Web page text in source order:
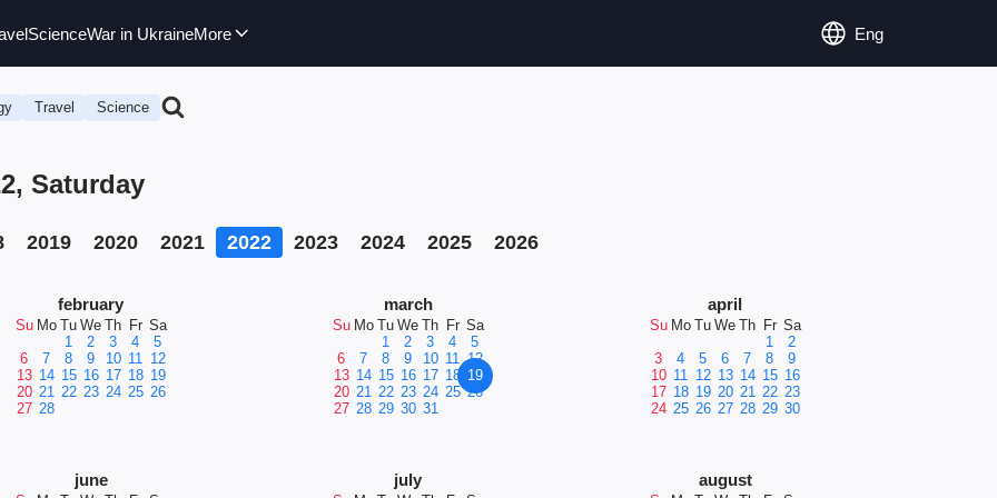
ScienceWar in UkraineMore Eng
Travel Science
Saturday
2019 2020 2021 2022 2023 2024 2025 2026
february
Su Mo Tu We Th Fr Sa
1
2 3 4
5
6
7 8 9 10 11 12
13 14 15 16 17 18 19
20 21 22 23 24 25 26
27 28
march
Su Mo Tu We Th Fr Sa
1
2 3 4
5
6
7 8 9 10 11 12
13 14 15 16 17 18 19
20 21 22 23 24 25 26
27 28 29 30 31
april
Su Mo Tu We Th Fr Sa
1
2
3
4 5 6 7 8
9
10 11 12 13 14 15 16
17 18 19 20 21 22 23
24 25 26 27 28 29 30
june july august